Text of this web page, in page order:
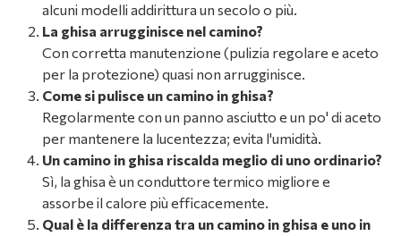
alcuni modelli addirittura un secolo o più.
La ghisa arrugginisce nel camino?
Con corretta manutenzione (pulizia regolare e aceto
per la protezione) quasi non arrugginisce.
Come si pulisce un camino in ghisa?
Regolarmente con un panno asciutto e un po' di aceto
per mantenere la lucentezza; evita l'umidità.
Un camino in ghisa riscalda meglio di uno ordinario?
Sì, la ghisa è un conduttore termico migliore e
assorbe il calore più efficacemente.
Qual è la differenza tra un camino in ghisa e uno in